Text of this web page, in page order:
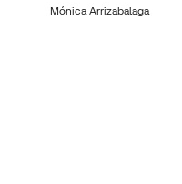
Mónica Arrizabalaga